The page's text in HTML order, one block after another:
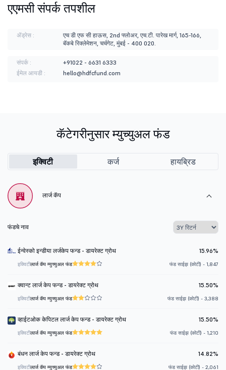
एएमसी संपर्क तपशील
ॲड्रेस :
एच डी एफ सी हाऊस, 2nd फ्लोअर, एच.टी. पारेख मार्ग, 165-166,
बॅकबे रिक्लेमेशन, चर्चगेट, मुंबई - 400 020.
संपर्क :
+91022 - 6631 6333
ईमेल आयडी :
hello@hdfcfund.com
कॅटेगरीनुसार म्युच्युअल फंड
इक्विटी कर्ज हायब्रिड
लार्ज कॅप
फंडचे नाव
ईन्वेस्को इन्डीया लर्जकेप फन्ड - डायरेक्ट ग्रोथ 15.96%
इक्विटीलार्ज कॅप म्युच्युअल फंड फंड साईझ (कोटी) - 1,847
क्वान्ट लार्ज केप फन्ड - डायरेक्ट ग्रोथ 15.50%
इक्विटीलार्ज कॅप म्युच्युअल फंड फंड साईझ (कोटी) - 3,388
व्हाईटओक केपिटल लार्ज केप फन्ड - डायरेक्ट ग्रोथ 15.50%
इक्विटीलार्ज कॅप म्युच्युअल फंड फंड साईझ (कोटी) - 1,210
बंधन लार्ज केप फन्ड - डायरेक्ट ग्रोथ 14.82%
इक्विटीलार्ज कॅप म्युच्युअल फंड फंड साईझ (कोटी) - 2,061